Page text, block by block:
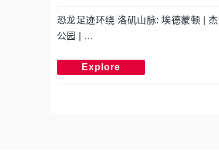
恐龙足迹环绕 洛矶山脉: 埃德蒙顿 |
公园 | …
Explore